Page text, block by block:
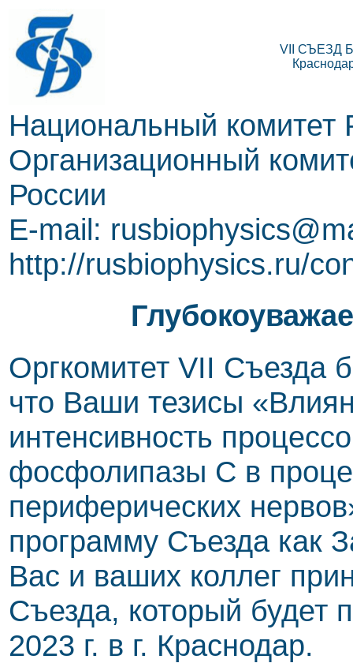
VII СЪЕЗД
Национальный комитет
Организационный
России
E-mail:
http://rusbiophysics.ru/
Оргкомитет VII Съезда
что Ваши тезисы
интенсивность
фосфолипазы C в
периферических
программу Съезда как
Вас и ваших коллег
Съезда, который будет
2023 г. в г. Краснодар.